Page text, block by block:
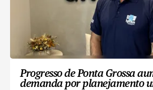
Progresso de Ponta Grossa
demanda por planejamento